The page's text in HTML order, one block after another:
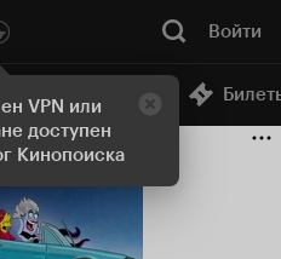
VPN или
доступен
Кинопоиска
Войти
Онлайн-кинотеатр